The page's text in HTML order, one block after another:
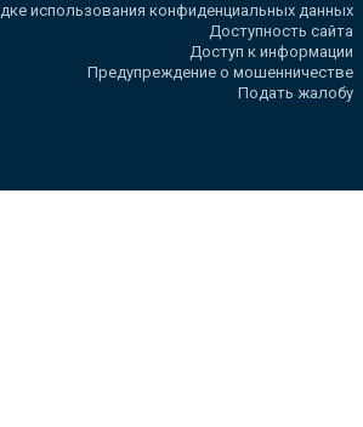
использования конфиденциальных данных
Доступность сайта
Доступ к информации
Предупреждение о мошенничестве
Подать жалобу